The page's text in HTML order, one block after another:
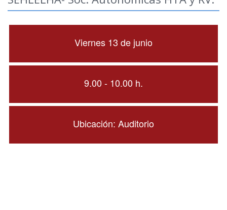
Viernes 13 de junio
9.00 - 10.00 h.
Ubicación: Auditorio